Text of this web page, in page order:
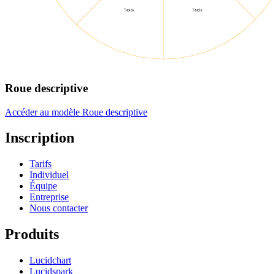
Roue descriptive
Accéder au modèle Roue descriptive
Inscription
Tarifs
Individuel
Équipe
Entreprise
Nous contacter
Produits
Lucidchart
Lucidspark